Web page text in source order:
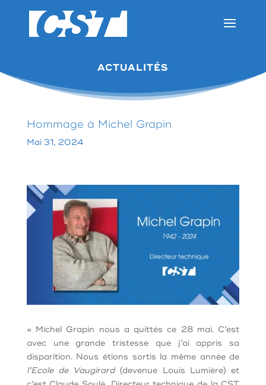
ACTUALITÉS
Hommage à Michel Grapin
Mai 31, 2024
« Michel Grapin nous a quittés ce 28 mai. C’est
avec une grande tristesse que j’ai appris sa
disparition. Nous étions sortis la même année de
l’Ecole de Vaugirard(devenue Louis Lumière) et